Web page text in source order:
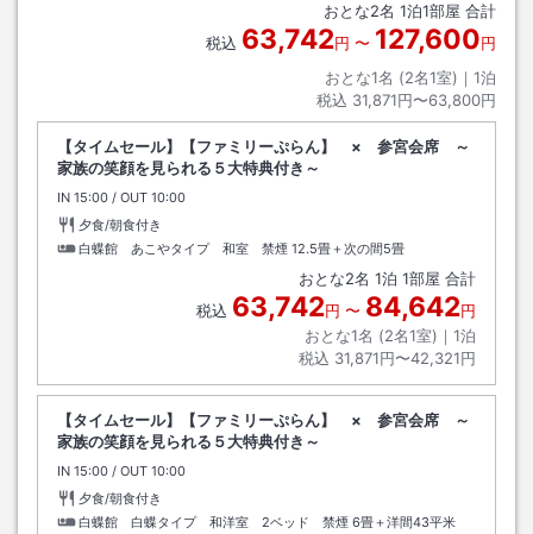
おとな2名 1泊1部屋 合計
税込 63,742円 〜 127,600円
おとな1名 (2名1室)｜ 1泊
税込 31,871円〜63,800円
【タイムセール】【ファミリーぷらん】 × 参宮会席 ～
家族の笑顔を見られる５大特典付き～
IN チェックイン
15:00 / OUT チェックアウト
10:00
夕食/朝食付き
白蝶館 あこやタイプ 和室 禁煙 12.5畳＋次の間5畳
おとな2名 1泊 1部屋 合計
税込 63,742円 〜 84,642円
おとな1名 (2名1室)｜ 1泊
税込 31,871円〜42,321円
【タイムセール】【ファミリーぷらん】 × 参宮会席 ～
家族の笑顔を見られる５大特典付き～
IN チェックイン
15:00 / OUT チェックアウト
10:00
夕食/朝食付き
白蝶館 白蝶タイプ 和洋室 2ベッド 禁煙 6畳＋洋間43平米